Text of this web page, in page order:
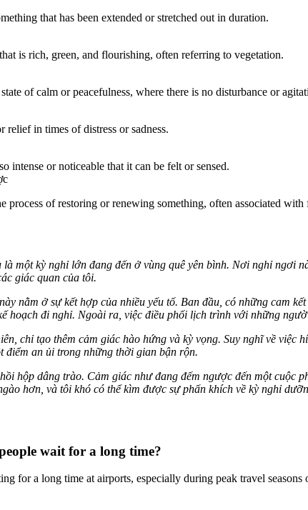
that has been extended or stretched out in duration.
is rich, green, and flourishing, often referring to vegetation.
of calm or peacefulness, where there is no disturbance or
relief in times of distress or sadness.
intense or noticeable that it can be felt or sensed.
process of restoring or renewing something, often associated
một kỳ nghỉ lớn đang đến ở vùng quê yên bình. Nơi nghỉ ngơi
giác quan của tôi.
nằm ở sự kết hợp của nhiều yếu tố. Ban đầu, có những cam
hoạch đi nghỉ. Ngoài ra, việc điều phối lịch trình với những
chỉ tạo thêm cảm giác hào hứng và kỳ vọng. Suy nghĩ về
điểm an ủi trong những thời gian bận rộn.
hộp dâng trào. Cảm giác như đang đếm ngược đến một
hơn, và tôi khó có thể kìm được sự phấn khích về kỳ nghỉ
wait for a long time?
for a long time at airports, especially during peak travel seasons